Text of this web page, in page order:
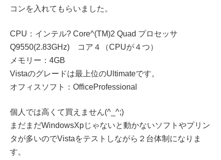
コンを入れてもらいました。
CPU：インテル? Core^(TM)2 Quad プロセッサ
Q9550(2.83GHz) コア４（CPUが４つ）
メモリー：4GB
Vistaのグレードは最上位のUltimateです。
オフィスソフト：OfficeProfessional
個人では高くて買えません(^_^;)
まだまだWindowsXpじゃないと動かないソフトやプリン
タが多いのでVistaをテストしながら２台体制になりま
す。